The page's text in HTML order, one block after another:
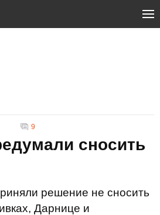
9
сносить
решение не сносить
Дарнице и